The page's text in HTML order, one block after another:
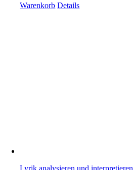
Warenkorb Details